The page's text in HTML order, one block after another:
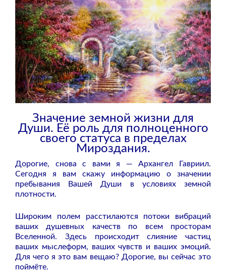
Значение земной жизни для
Души. Её роль для полноценного
своего статуса в пределах
Мироздания.
Дорогие, снова с вами я — Архангел Гавриил.
Сегодня я вам скажу информацию о значении
пребывания Вашей Души в условиях земной
плотности.
Широким полем расстилаются потоки вибраций
ваших душевных качеств по всем просторам
Вселенной. Здесь происходит слияние частиц
ваших мыслеформ, ваших чувств и ваших эмоций.
Для чего я это вам вещаю? Дорогие, вы сейчас это
поймёте.